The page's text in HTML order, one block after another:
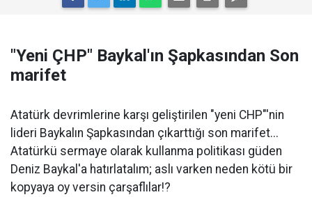
"Yeni ÇHP" Baykal'ın Şapkasından Son
marifet
Atatürk devrimlerine karşı geliştirilen "yeni CHP"'nin
lideri Baykalın Şapkasından çıkarttığı son marifet...
Atatürkü sermaye olarak kullanma politikası güden
Deniz Baykal'a hatırlatalım; aslı varken neden kötü bir
kopyaya oy versin çarşaflılar!?